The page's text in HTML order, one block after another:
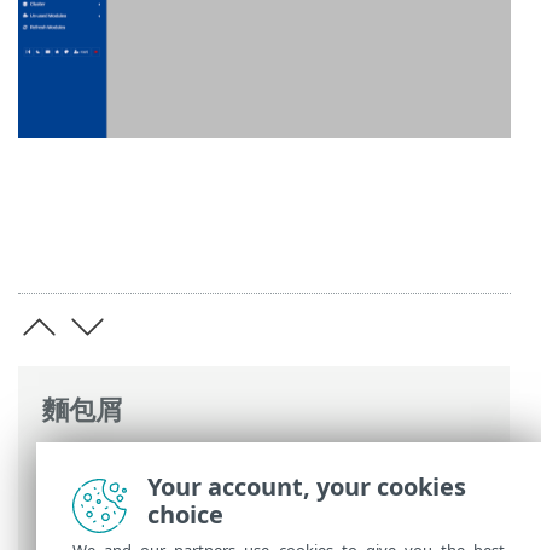
麵包屑
使用 ESET PROTECT 虛擬設備>Webmin 管
理介面> 網路
Your account, your cookies
choice